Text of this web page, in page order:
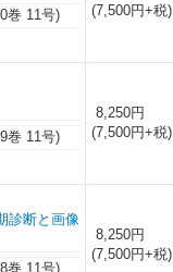
巻 11号)
(7,500円+税)
巻 11号)
8,250円
(7,500円+税)
診断と画像
巻 11号)
8,250円
(7,500円+税)